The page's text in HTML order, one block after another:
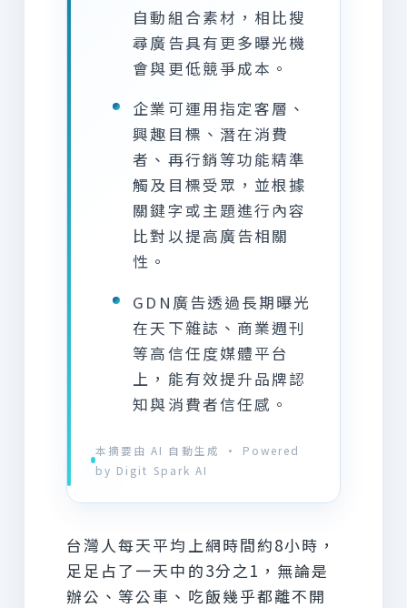
自動組合素材，相比搜
尋廣告具有更多曝光機
會與更低競爭成本。
企業可運用指定客層、
興趣目標、潛在消費
者、再行銷等功能精準
觸及目標受眾，並根據
關鍵字或主題進行內容
比對以提高廣告相關
性。
GDN廣告透過長期曝光
在天下雜誌、商業週刊
等高信任度媒體平台
上，能有效提升品牌認
知與消費者信任感。
本摘要由 AI 自動生成 · Powered
by Digit Spark AI
台灣人每天平均上網時間約8小時，
足足占了一天中的3分之1，無論是
辦公、等公車、吃飯幾乎都離不開